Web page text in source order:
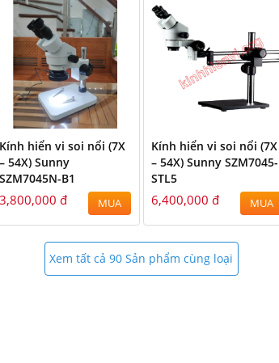
Kính hiển vi soi nổi (7X
– 54X) Sunny
SZM7045N-B1
3,800,000 đ MUA
Kính hiển vi soi nổi (7X
– 54X) Sunny SZM7045-
STL5
6,400,000 đ MUA
Xem tất cả 90 Sản phẩm cùng loại
Mr.Hùng